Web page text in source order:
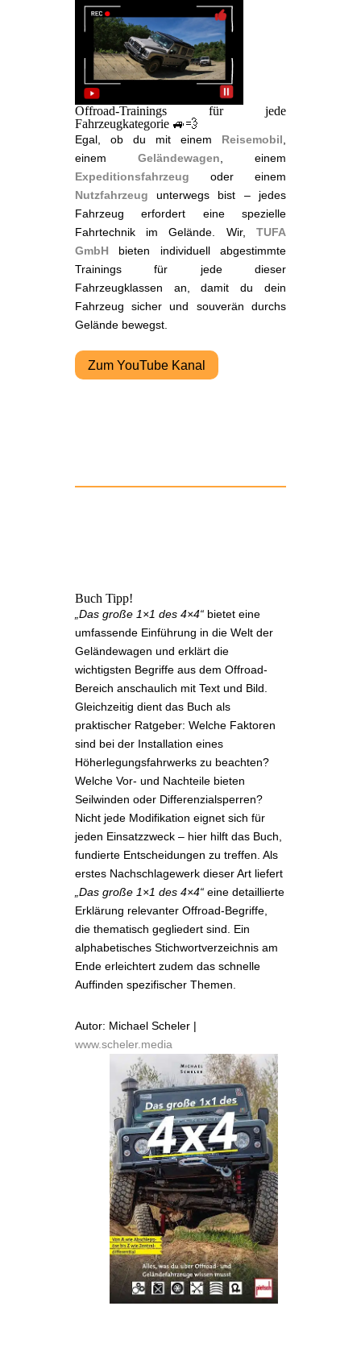
Offroad-Trainings für jede
Fahrzeugkategorie 🚙💨
Egal, ob du mit einem Reisemobil
einem Geländewagen , einem
Expeditionsfahrzeug oder einem
Nutzfahrzeug
unterwegs bist – jedes
Fahrzeug erfordert eine spezielle
Fahrtechnik im Gelände. Wir, TUFA
GmbH bieten individuell abgestimmte
Trainings für jede dieser
Fahrzeugklassen an, damit du dein
Fahrzeug sicher und souverän durchs
Gelände bewegst.
Zum YouTube Kanal
Buch Tipp!
„Das große 1×1 des 4×4“ bietet eine
umfassende Einführung in die Welt der
Geländewagen und erklärt die
wichtigsten Begriffe aus dem Offroad-
Bereich anschaulich mit Text und Bild.
Gleichzeitig dient das Buch als
praktischer Ratgeber: Welche Faktoren
sind bei der Installation eines
Höherlegungsfahrwerks zu beachten?
Welche Vor- und Nachteile bieten
Seilwinden oder Differenzialsperren?
Nicht jede Modifikation eignet sich für
jeden Einsatzzweck – hier hilft das Buch,
fundierte Entscheidungen zu treffen. Als
erstes Nachschlagewerk dieser Art liefert
„Das große 1×1 des 4×4“ eine detaillierte
Erklärung relevanter Offroad-Begriffe,
die thematisch gegliedert sind. Ein
alphabetisches Stichwortverzeichnis am
Ende erleichtert zudem das schnelle
Auffinden spezifischer Themen.
Autor: Michael Scheler |
www.scheler.media